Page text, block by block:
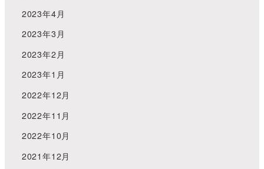
2023年4月
2023年3月
2023年2月
2023年1月
2022年12月
2022年11月
2022年10月
2021年12月